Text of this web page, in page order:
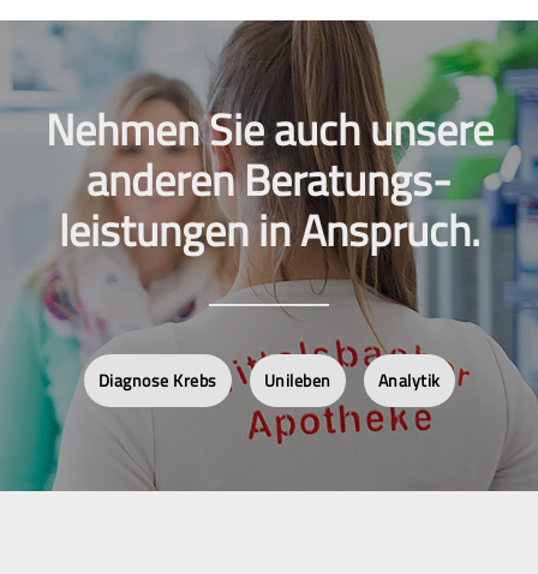
Nehmen Sie auch unsere
anderen Beratungs­
leistungen in Anspruch.
Diagnose Krebs Unileben Analytik